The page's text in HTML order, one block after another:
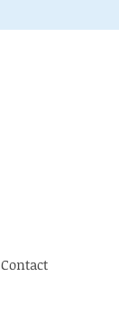
Contact